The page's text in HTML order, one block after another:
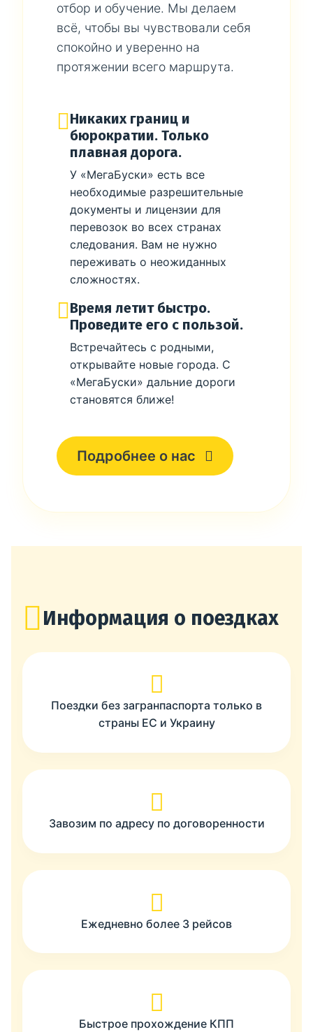
отбор и обучение. Мы делаем
всё, чтобы вы чувствовали себя
спокойно и уверенно на
протяжении всего маршрута.
Никаких границ и
бюрократии. Только
плавная дорога.
У «МегаБуски» есть все
необходимые разрешительные
документы и лицензии для
перевозок во всех странах
следования. Вам не нужно
переживать о неожиданных
сложностях.
Время летит быстро.
Проведите его с пользой.
Встречайтесь с родными,
открывайте новые города. С
«МегаБуски» дальние дороги
становятся ближе!
Подробнее о нас
Информация о поездках
Поездки без загранпаспорта только в
страны ЕС и Украину
Завозим по адресу по договоренности
Ежедневно более 3 рейсов
Быстрое прохождение КПП